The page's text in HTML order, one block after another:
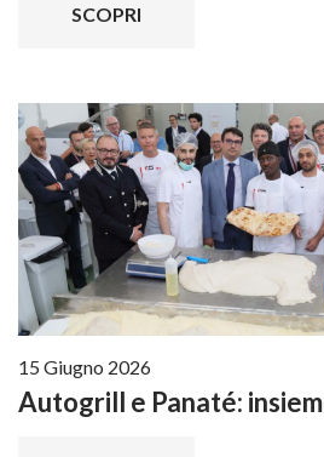
SCOPRI
15 Giugno 2026
Autogrill e Panaté: